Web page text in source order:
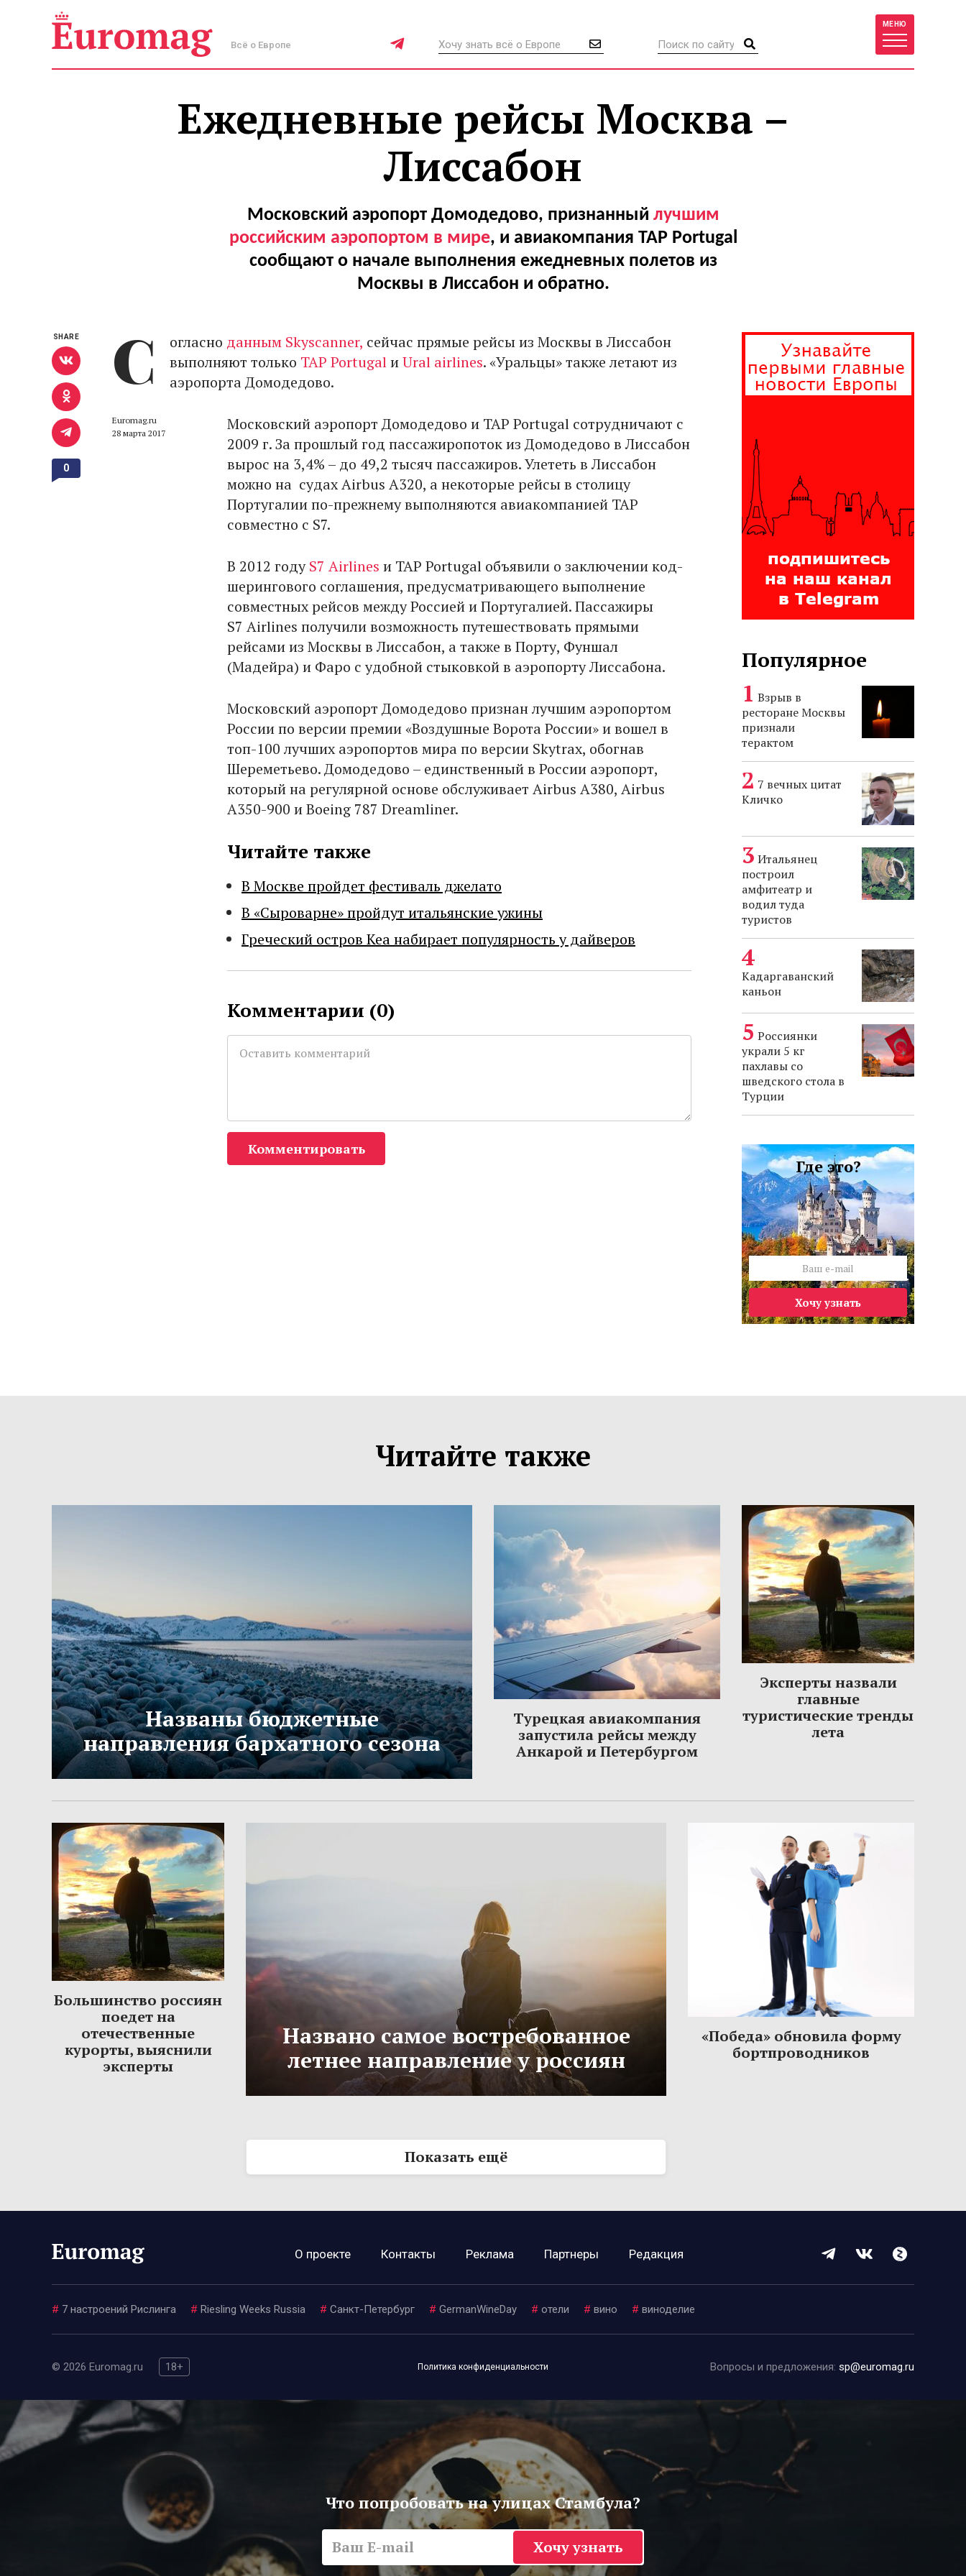
Всё о Европе
МЕНЮ
Ежедневные рейсы Москва –
Лиссабон
Московский аэропорт Домодедово, признанный лучшим
российским аэропортом в мире, и авиакомпания TAP Portugal
сообщают о начале выполнения ежедневных полетов из
Москвы в Лиссабон и обратно.
С огласно данным Skyscanner, сейчас прямые рейсы из Москвы в Лиссабон
выполняют только TAP PortugalиUral airlines. «Уральцы» также летают из
аэропорта Домодедово.
Euromag.ru
28 марта 2017
Московский аэропорт Домодедово и TAP Portugal сотрудничают с
2009 г. За прошлый год пассажиропоток из Домодедово в Лиссабон
вырос на 3,4% – до 49,2 тысяч пассажиров. Улететь в Лиссабон
можно на судах Airbus A320, а некоторые рейсы в столицу
Португалии по-прежнему выполняются авиакомпанией TAP
совместно с S7.
В 2012 годуS7 Airlines и TAP Portugal объявили о заключении код-
шерингового соглашения, предусматривающего выполнение
совместных рейсов между Россией и Португалией. Пассажиры
S7 Airlines получили возможность путешествовать прямыми
рейсами из Москвы в Лиссабон, а также в Порту, Фуншал
(Мадейра) и Фаро с удобной стыковкой в аэропорту Лиссабона.
Московский аэропорт Домодедово признан лучшим аэропортом
России по версии премии «Воздушные Ворота России» и вошел в
топ-100 лучших аэропортов мира по версии Skytrax, обогнав
Шереметьево. Домодедово – единственный в России аэропорт,
который на регулярной основе обслуживает Airbus А380, Airbus
А350-900 и Boeing 787 Dreamliner.
Читайте также
В Москве пройдет фестиваль джелато
В «Сыроварне» пройдут итальянские ужины
Греческий остров Кеа набирает популярность у дайверов
SHARE
0
Комментарии (0)
Комментировать
Популярное
Взрыв в
ресторане Москвы
признали
терактом
7 вечных цитат
Кличко
Итальянец
построил
амфитеатр и
водил туда
туристов
Кадаргаванский
каньон
Россиянки
украли 5 кг
пахлавы со
шведского стола в
Турции
Где это?
Хочу узнать
Читайте также
Названы бюджетные
направления бархатного сезона
Турецкая авиакомпания
запустила рейсы между
Анкарой и Петербургом
Эксперты назвали
главные
туристические тренды
лета
Большинство россиян
поедет на
отечественные
курорты, выяснили
эксперты
Названо самое востребованное
летнее направление у россиян
«Победа» обновила форму
бортпроводников
Показать ещё
О проекте Контакты Реклама Партнеры Редакция
# 7 настроений Рислинга # Riesling Weeks Russia # Санкт-Петербург # GermanWineDay # отели # вино # виноделие
© 2026 Euromag.ru 18+ Политика конфиденциальности Вопросы и предложения: sp@euromag.ru
Что попробовать на улицах Стамбула?
Хочу узнать